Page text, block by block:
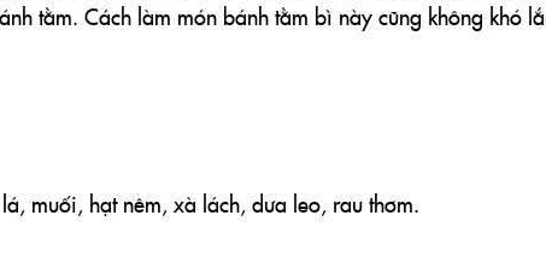
tằm. Cách làm món bánh tằm bì này cũng không khó
muối, hạt nêm, xà lách, dưa leo, rau thơm.